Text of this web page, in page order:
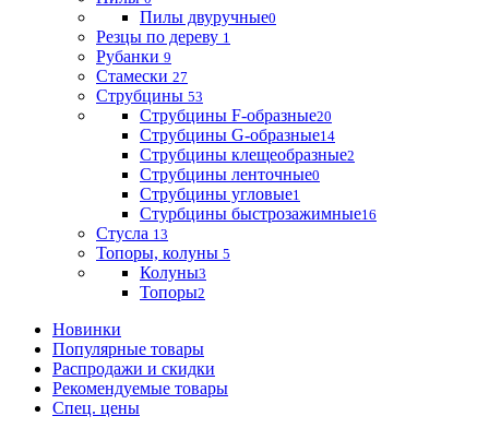
Пилы двуручные0
Резцы по дереву 1
Рубанки 9
Стамески 27
Струбцины 53
Струбцины F-образные20
Струбцины G-образные14
Струбцины клещеобразные2
Струбцины ленточные0
Струбцины угловые1
Стурбцины быстрозажимные16
Стусла 13
Топоры, колуны 5
Колуны3
Топоры2
Новинки
Популярные товары
Распродажи и скидки
Рекомендуемые товары
Спец. цены